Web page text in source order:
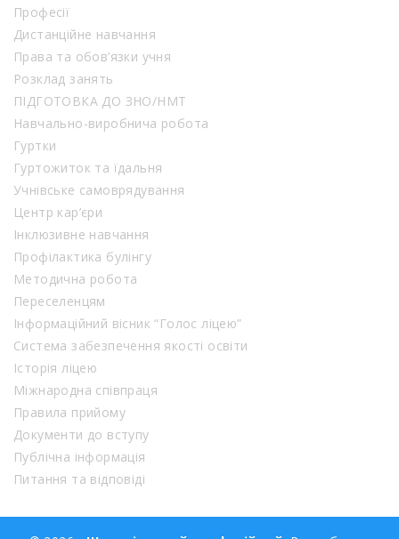
Професії
Дистанційне навчання
Права та обов’язки учня
Розклад занять
ПІДГОТОВКА ДО ЗНО/НМТ
Навчально-виробнича робота
Гуртки
Гуртожиток та їдальня
Учнівське самоврядування
Центр кар’єри
Інклюзивне навчання
Профілактика булінгу
Методична робота
Переселенцям
Інформаційний вісник “Голос ліцею”
Система забезпечення якості освіти
Історія ліцею
Міжнародна співпраця
Правила прийому
Документи до вступу
Публічна інформація
Питання та відповіді